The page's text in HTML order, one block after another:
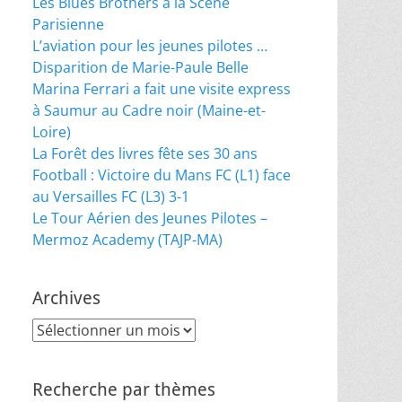
Parisienne
L’aviation pour les jeunes pilotes …
Disparition de Marie-Paule Belle
Marina Ferrari a fait une visite express
à Saumur au Cadre noir (Maine-et-
Loire)
La Forêt des livres fête ses 30 ans
Football : Victoire du Mans FC (L1) face
au Versailles FC (L3) 3-1
Le Tour Aérien des Jeunes Pilotes –
Mermoz Academy (TAJP-MA)
Archives
Archives
Recherche par thèmes